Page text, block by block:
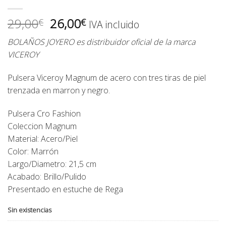
29,00€ El
precio
original
29,00€.
26,00€El
precio
actual
26,00€.
IVA incluido
BOLAÑOS JOYERO es distribuidor oficial de la marca
VICEROY
Pulsera Viceroy Magnum de acero con tres tiras de piel
trenzada en marron y negro.
Pulsera Cro Fashion
Coleccion Magnum
Material: Acero/Piel
Color: Marrón
Largo/Diametro: 21,5 cm
Acabado: Brillo/Pulido
Presentado en estuche de Rega
Sin existencias